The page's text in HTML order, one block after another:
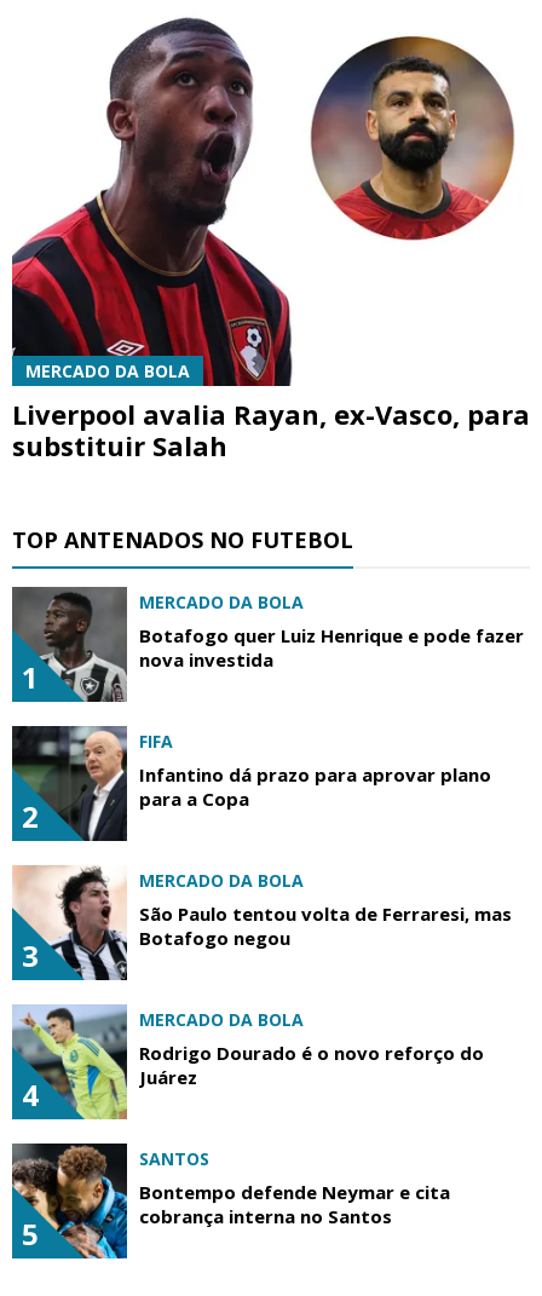
MERCADO DA BOLA
Liverpool avalia Rayan, ex-Vasco, para
substituir Salah
TOP ANTENADOS NO FUTEBOL
1
MERCADO DA BOLA
Botafogo quer Luiz Henrique e pode fazer
nova investida
2
FIFA
Infantino dá prazo para aprovar plano
para a Copa
3
MERCADO DA BOLA
São Paulo tentou volta de Ferraresi, mas
Botafogo negou
4
MERCADO DA BOLA
Rodrigo Dourado é o novo reforço do
Juárez
5
SANTOS
Bontempo defende Neymar e cita
cobrança interna no Santos